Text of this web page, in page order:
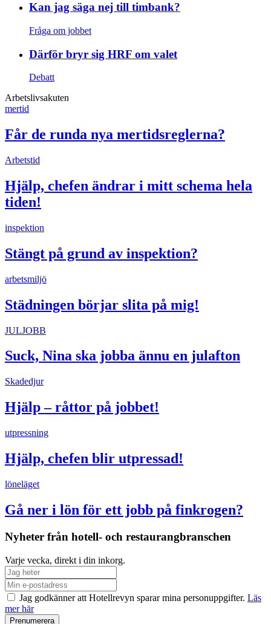
Kan jag säga nej till timbank?
Fråga om jobbet
Därför bryr sig HRF om valet
Debatt
Arbetslivsakuten
mertid
Får de runda nya mertidsreglerna?
Arbetstid
Hjälp, chefen ändrar i mitt schema hela
tiden!
inspektion
Stängt på grund av inspektion?
arbetsmiljö
Städningen börjar slita på mig!
JULJOBB
Suck, Nina ska jobba ännu en julafton
Skadedjur
Hjälp – råttor på jobbet!
utpressning
Hjälp, chefen blir utpressad!
löneläget
Gå ner i lön för ett jobb på finkrogen?
Nyheter från hotell- och restaurangbranschen
Varje vecka, direkt i din inkorg.
Jag godkänner att Hotellrevyn sparar mina personuppgifter. Läs
mer här